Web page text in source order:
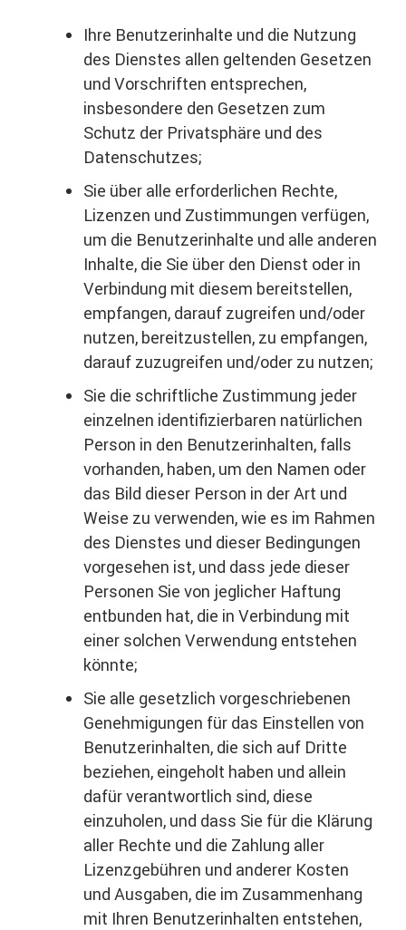
Ihre Benutzerinhalte und die Nutzung
des Dienstes allen geltenden Gesetzen
und Vorschriften entsprechen,
insbesondere den Gesetzen zum
Schutz der Privatsphäre und des
Datenschutzes;
Sie über alle erforderlichen Rechte,
Lizenzen und Zustimmungen verfügen,
um die Benutzerinhalte und alle anderen
Inhalte, die Sie über den Dienst oder in
Verbindung mit diesem bereitstellen,
empfangen, darauf zugreifen und/oder
nutzen, bereitzustellen, zu empfangen,
darauf zuzugreifen und/oder zu nutzen;
Sie die schriftliche Zustimmung jeder
einzelnen identifizierbaren natürlichen
Person in den Benutzerinhalten, falls
vorhanden, haben, um den Namen oder
das Bild dieser Person in der Art und
Weise zu verwenden, wie es im Rahmen
des Dienstes und dieser Bedingungen
vorgesehen ist, und dass jede dieser
Personen Sie von jeglicher Haftung
entbunden hat, die in Verbindung mit
einer solchen Verwendung entstehen
könnte;
Sie alle gesetzlich vorgeschriebenen
Genehmigungen für das Einstellen von
Benutzerinhalten, die sich auf Dritte
beziehen, eingeholt haben und allein
dafür verantwortlich sind, diese
einzuholen, und dass Sie für die Klärung
aller Rechte und die Zahlung aller
Lizenzgebühren und anderer Kosten
und Ausgaben, die im Zusammenhang
mit Ihren Benutzerinhalten entstehen,